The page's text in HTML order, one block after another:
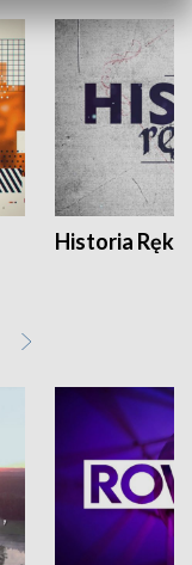
Historia Ręką